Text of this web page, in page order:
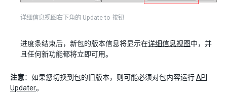
详细信息视图右下角的 Update to 按钮
进度条结束后，新包的版本信息将显示在详细信息视图中，并
且任何新功能都将立即可用。
注意：如果您切换到包的旧版本，则可能必须对包内容运行API
Updater。